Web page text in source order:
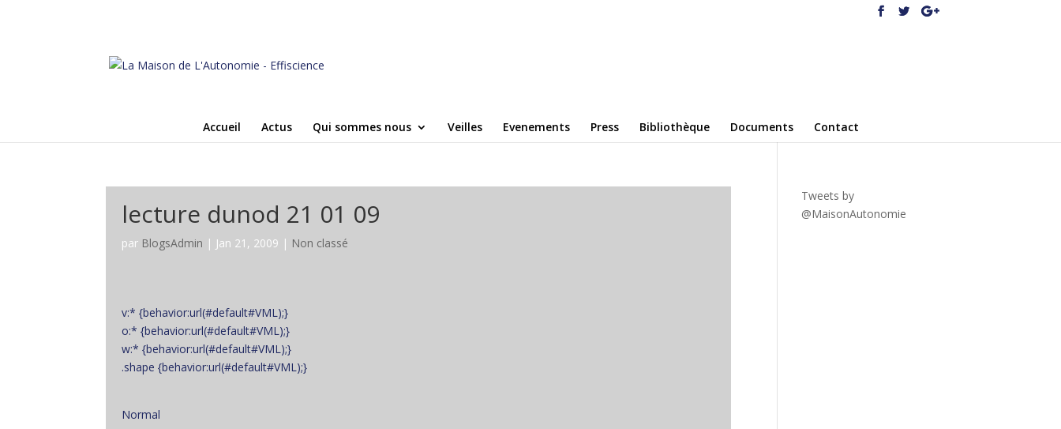
Accueil Actus Qui sommes nous Veilles Evenements Press Bibliothèque Documents Contact
lecture dunod 21 01 09
par BlogsAdmin | Jan 21, 2009 | Non classé
v:* {behavior:url(#default#VML);}
o:* {behavior:url(#default#VML);}
w:* {behavior:url(#default#VML);}
.shape {behavior:url(#default#VML);}
Normal
Tweets by
@MaisonAutonomie